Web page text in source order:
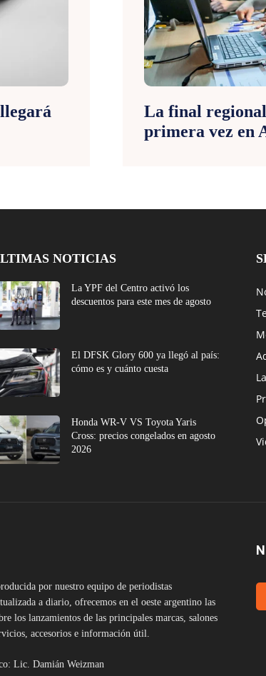
La final
primera vez en
NOTICIAS
La YPF del Centro activó los
descuentos para este mes de agosto
El DFSK Glory 600 ya llegó al país:
cómo es y cuánto cuesta
Honda WR-V VS Toyota Yaris
Cross: precios congelados en agosto
2026
por nuestro equipo de periodistas
a diario, ofrecemos en el oeste argentino las
los lanzamientos de las principales marcas, salones
accesorios e información útil.
Lic. Damián Weizman